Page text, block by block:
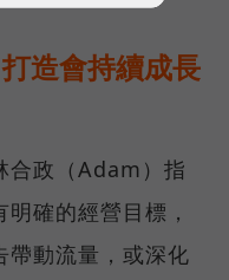
造會持續成長
合政（Adam）指
確的經營目標，
帶動流量，或深化